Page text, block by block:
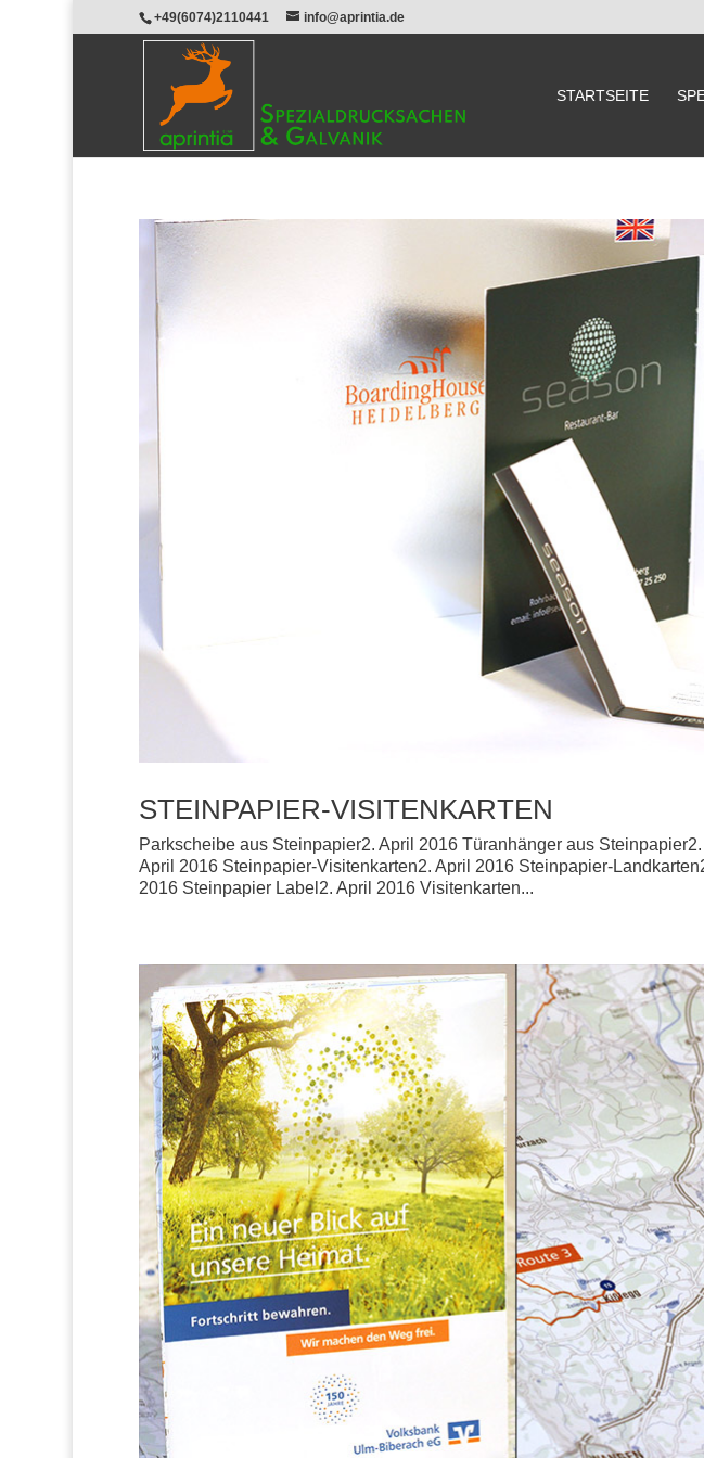
+49(6074)2110441 info@aprintia.de
STARTSEITE
STEINPAPIER-VISITENKARTEN
Parkscheibe aus Steinpapier2. April 2016 Türanhänger aus
April 2016 Steinpapier-Visitenkarten2. April 2016 Steinpapier-
2016 Steinpapier Label2. April 2016 Visitenkarten...